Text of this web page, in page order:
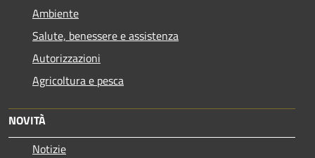
Ambiente
Salute, benessere e assistenza
Autorizzazioni
Agricoltura e pesca
NOVITÀ
Notizie